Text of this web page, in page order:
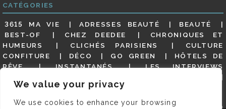
We value your privacy
We use cookies to enhance your browsing
CATÉGORIES
3615 MA VIE ADRESSES BEAUTÉ
BEAUTÉ
BEST-OF
CHEZ DEEDEE
CHRONIQUES ET
HUMEURS
CLICHÉS PARISIENS
CULTURE
CONFITURE
DÉCO GO GREEN
HÔTELS DE
RÊVE
INSTANTANÉS
LES INTERVIEWS
MES ADRESSES
MODE
(BUT GOODIES)
PAR ICI LE MAGOT !